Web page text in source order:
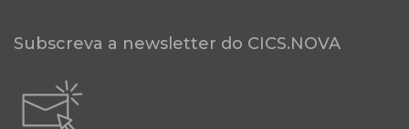
Subscreva a newsletter do CICS.NOVA